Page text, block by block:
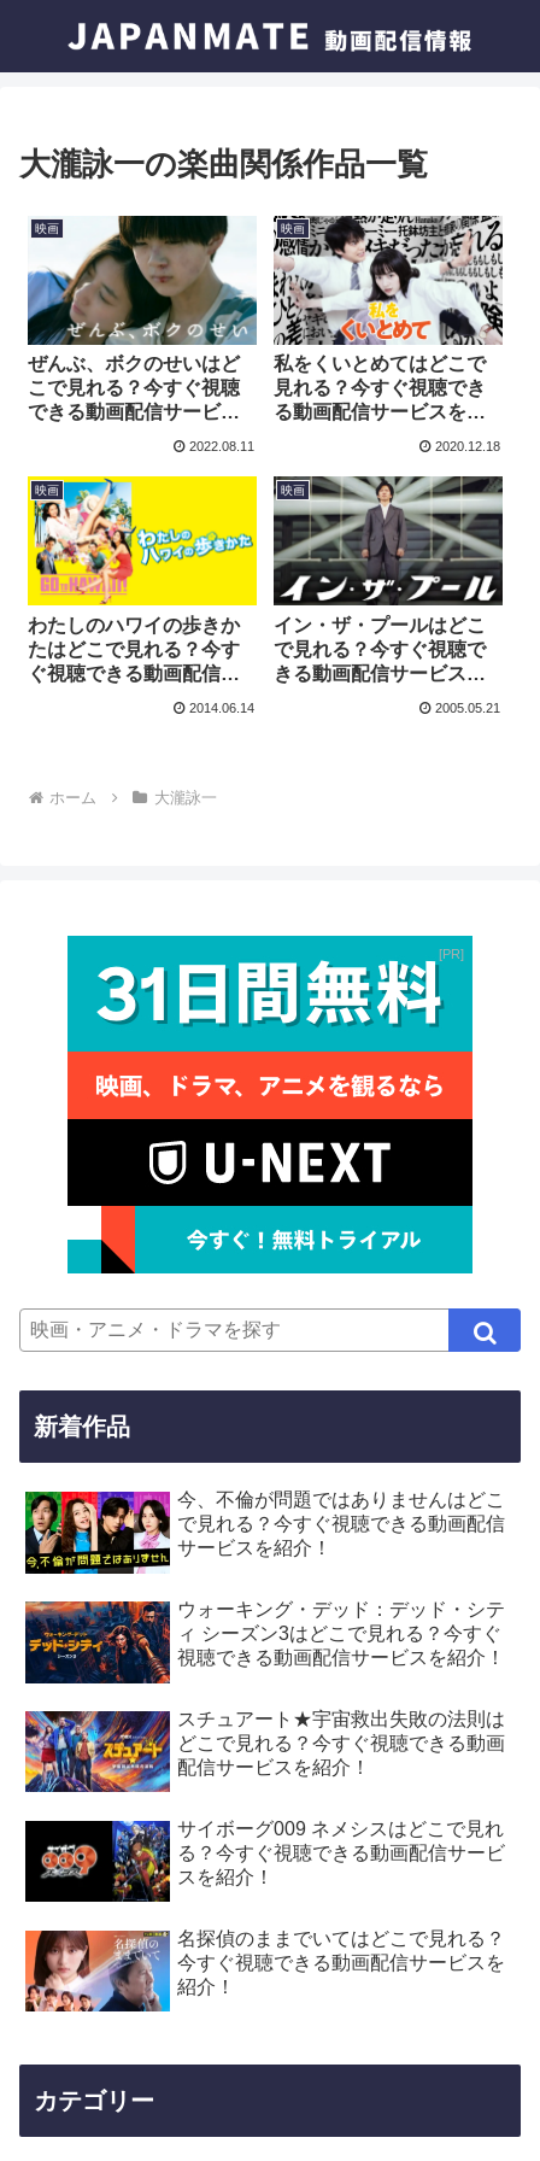
大瀧詠一の楽曲関係作品一覧
映画
ぜんぶ、ボクのせいはど
こで見れる？今すぐ視聴
できる動画配信サービス
2022.08.11
映画
私をくいとめてはどこで
見れる？今すぐ視聴でき
る動画配信サービスを紹
2020.12.18
映画
わたしのハワイの歩きか
たはどこで見れる？今す
ぐ視聴できる動画配信サ
2014.06.14
映画
イン・ザ・プールはどこ
で見れる？今すぐ視聴で
きる動画配信サービスを
2005.05.21
ホーム 大瀧詠一
PR
新着作品
今、不倫が問題ではありませんはどこ
で見れる？今すぐ視聴できる動画配信
サービスを紹介！
ウォーキング・デッド：デッド・シテ
ィ シーズン3はどこで見れる？今すぐ
視聴できる動画配信サービスを紹介！
スチュアート★宇宙救出失敗の法則は
どこで見れる？今すぐ視聴できる動画
配信サービスを紹介！
サイボーグ009 ネメシスはどこで見れ
る？今すぐ視聴できる動画配信サービ
スを紹介！
名探偵のままでいてはどこで見れる？
今すぐ視聴できる動画配信サービスを
紹介！
カテゴリー